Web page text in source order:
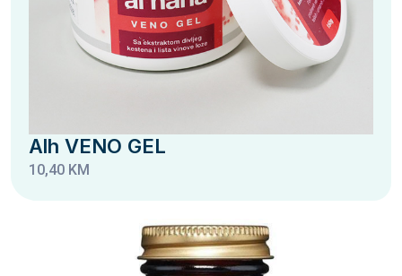
Alh VENO GEL
10,40 KM